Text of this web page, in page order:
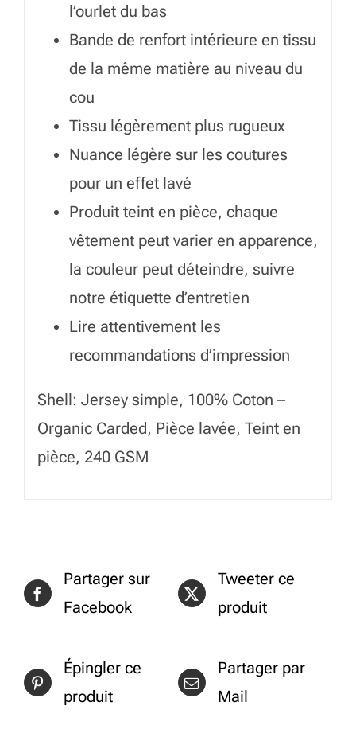
l’ourlet du bas
Bande de renfort intérieure en tissu
de la même matière au niveau du
cou
Tissu légèrement plus rugueux
Nuance légère sur les coutures
pour un effet lavé
Produit teint en pièce, chaque
vêtement peut varier en apparence,
la couleur peut déteindre, suivre
notre étiquette d’entretien
Lire attentivement les
recommandations d’impression
Shell: Jersey simple, 100% Coton –
Organic Carded, Pièce lavée, Teint en
pièce, 240 GSM
Partager sur
Facebook
Tweeter ce
produit
Épingler ce
produit
Partager par
Mail